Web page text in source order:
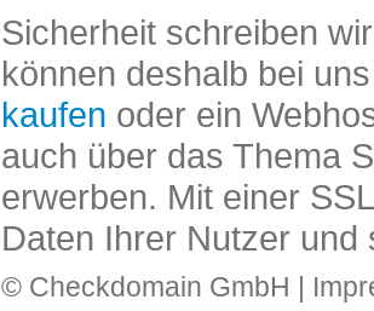
Sicherheit schreiben
können deshalb bei
kaufen oder ein
auch über das Thema
erwerben. Mit einer
Daten Ihrer Nutzer und
© Checkdomain GmbH |